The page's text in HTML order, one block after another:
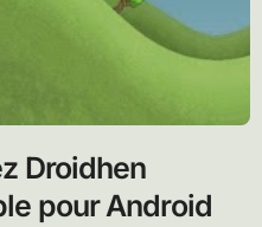
Droidhen
pour Android